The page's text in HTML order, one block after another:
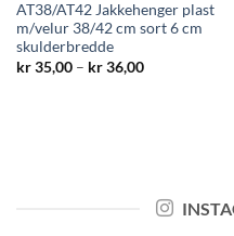
AT38/AT42 Jakkehenger plast
m/velur 38/42 cm sort 6 cm
skulderbredde
kr35,00 – kr36,00Prisområde: